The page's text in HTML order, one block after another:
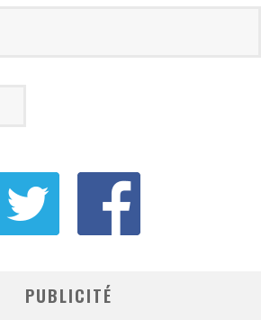
PUBLICITÉ